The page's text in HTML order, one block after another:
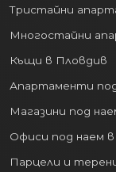
Тристайни
Многостайни
Къщи в Пловдив
Апартаменти
Магазини под
Офиси под наем
Парцели и